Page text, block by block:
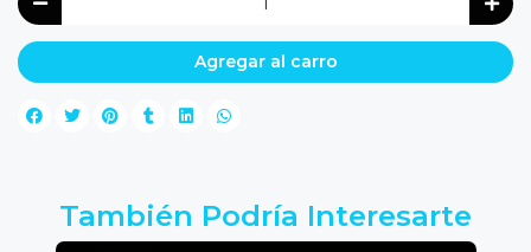
Agregar al carro
También Podría Interesarte